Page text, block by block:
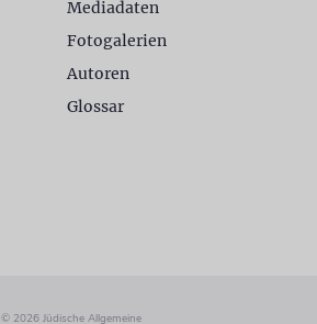
Mediadaten
Fotogalerien
Autoren
Glossar
© 2026 Jüdische Allgemeine